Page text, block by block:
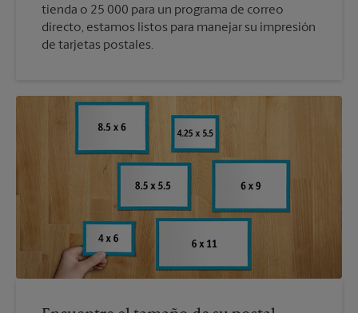
tienda o 25 000 para un programa de correo
directo, estamos listos para manejar su impresión
de tarjetas postales.